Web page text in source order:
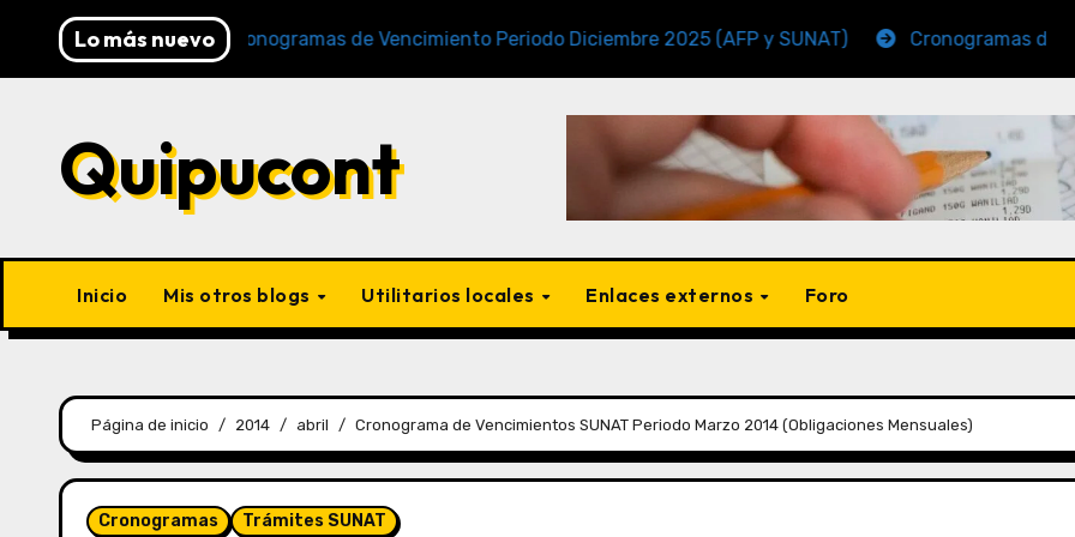
Lo más nuevo
Cronogramas de Vencimiento Periodo Diciembre 2025 (AFP y SUNAT) Cronogramas de
Quipucont
Inicio Mis otros blogs Utilitarios locales Enlaces externos Foro
Página de inicio 2014 abril Cronograma de Vencimientos SUNAT Periodo Marzo 2014 (Obligaciones Mensuales)
Cronogramas Trámites SUNAT